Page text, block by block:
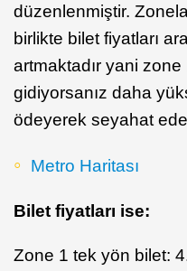
düzenlenmiştir.
birlikte bilet fiyatları
artmaktadır yani zone
gidiyorsanız daha
ödeyerek seyahat
Metro Haritası
Bilet fiyatları ise:
Zone 1 tek yön bilet: